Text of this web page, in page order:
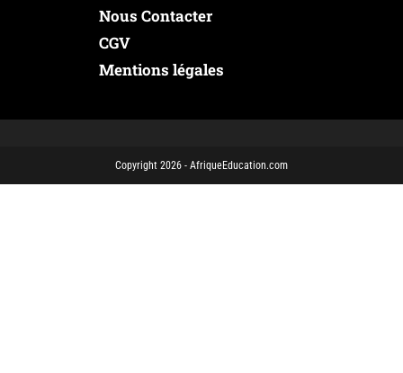
Nous Contacter
CGV
Mentions légales
Copyright 2026 - AfriqueEducation.com